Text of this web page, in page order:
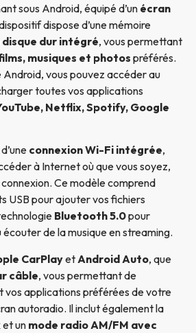
sous Android, équipé d’un écran
dispose d’une mémoire
disque dur intégré, vous permettant
musiques et photos préférés.
Android, vous pouvez accéder au
toutes vos applications
Netflix, Spotify, Google
connexion Wi-Fi intégrée,
à Internet où que vous soyez,
Ce modèle comprend
USB pour ajouter vos fichiers
Bluetooth 5.0pour
de la musique en streaming.
CarPlayet Android Auto, que
câble, vous permettant de
applications préférées de votre
autoradio. Il inclut également la
et un mode radio AM/FM avec